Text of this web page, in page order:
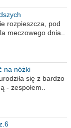
rozpieszcza, pod
meczowego dnia..
na nóżki
się z bardzo
- zespołem..